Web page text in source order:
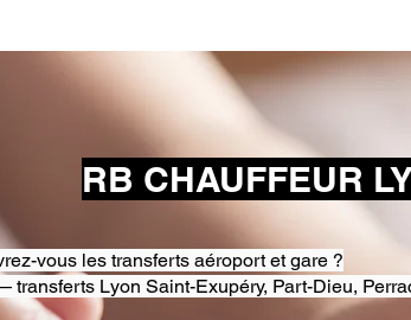
RB CHAUFFEUR
vous les transferts aéroport et gare ?
transferts Lyon Saint-Exupéry, Part-Dieu,